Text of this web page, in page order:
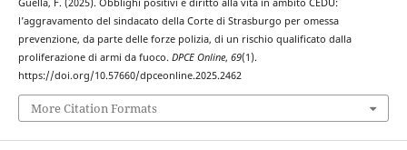
Guella, F. (2025). Obblighi positivi e diritto alla vita in ambito CEDU:
l’aggravamento del sindacato della Corte di Strasburgo per omessa
prevenzione, da parte delle forze polizia, di un rischio qualificato dalla
proliferazione di armi da fuoco. DPCE Online, 69(1).
https://doi.org/10.57660/dpceonline.2025.2462
More Citation Formats